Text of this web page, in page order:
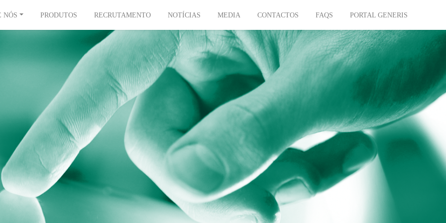
NÓS PRODUTOS RECRUTAMENTO NOTÍCIAS MEDIA CONTACTOS FAQS PORTAL GENERIS